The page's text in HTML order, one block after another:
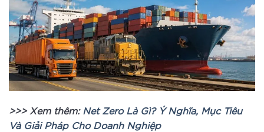
>>> Xem thêm:Net Zero Là Gì? Ý Nghĩa, Mục Tiêu
Và Giải Pháp Cho Doanh Nghiệp